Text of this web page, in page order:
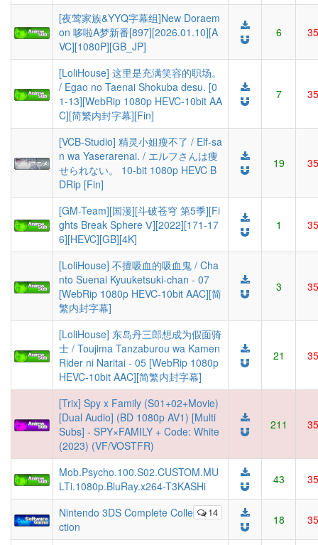
[夜莺家族&YYQ字幕组]New Doraem
on 哆啦A梦新番[897][2026.01.10][A
VC][1080P][GB_JP]
6 35
[LoliHouse] 这里是充满笑容的职场。
/ Egao no Taenai Shokuba desu. [0
1-13][WebRip 1080p HEVC-10bit AA
C][简繁内封字幕][Fin]
7 35
[VCB-Studio] 精灵小姐瘦不了 / Elf-sa
n wa Yaserarenai. / エルフさんは痩
せられない。 10-bit 1080p HEVC B
DRip [Fin]
19 35
[GM-Team][国漫][斗破苍穹 第5季][Fi
ghts Break Sphere Ⅴ][2022][171-17
6][HEVC][GB][4K]
1 35
[LoliHouse] 不擅吸血的吸血鬼 / Cha
nto Suenai Kyuuketsuki-chan - 07
[WebRip 1080p HEVC-10bit AAC][简
繁内封字幕]
3 35
[LoliHouse] 东岛丹三郎想成为假面骑
士 / Toujima Tanzaburou wa Kamen
Rider ni Naritai - 05 [WebRip 1080p
HEVC-10bit AAC][简繁内封字幕]
21 35
[Trix] Spy x Family (S01+02+Movie)
[Dual Audio] (BD 1080p AV1) [Multi
Subs] - SPY×FAMILY + Code: White
(2023) (VF/VOSTFR)
211 35
Mob.Psycho.100.S02.CUSTOM.MU
LTi.1080p.BluRay.x264-T3KASHi
43 35
14
Nintendo 3DS Complete Colle
ction
18 35